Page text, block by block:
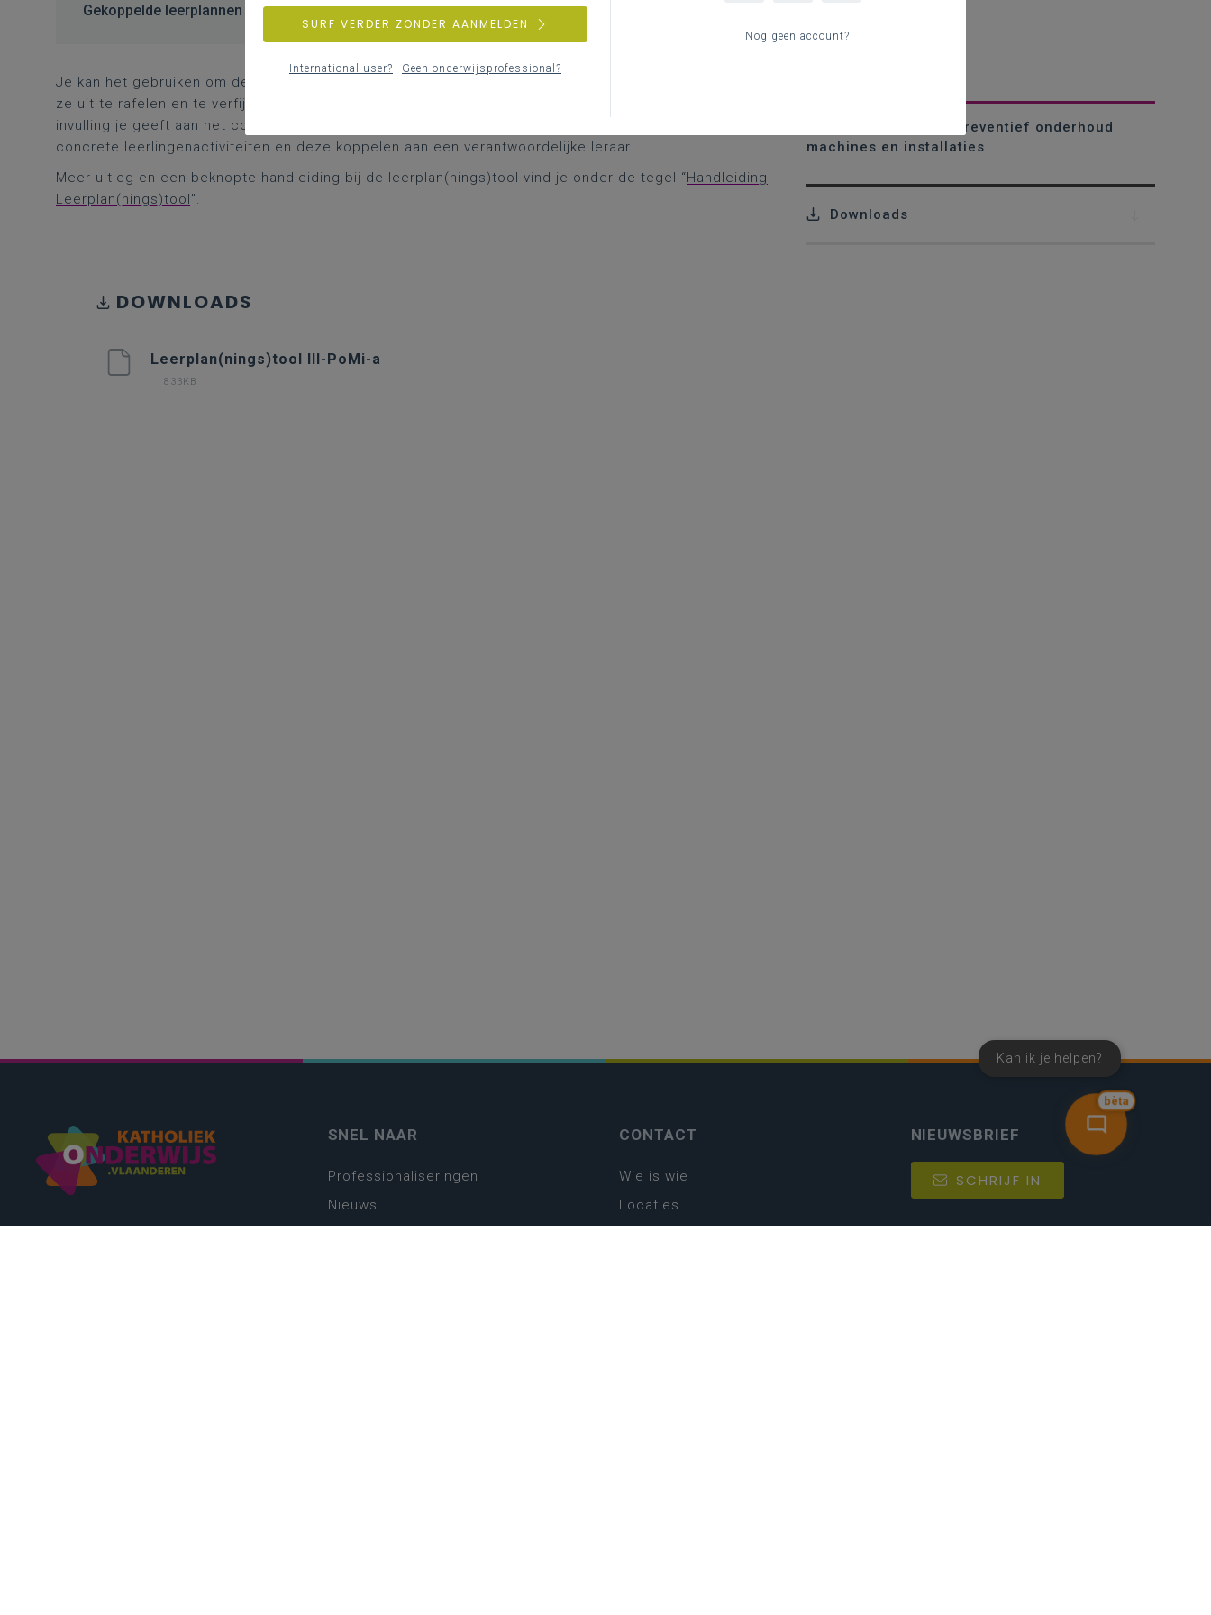
Leerplan(nings)tool Preventief onderhoud
machines en installaties
Downloads
Gekoppelde leerplannen
Je kan het gebruiken om de leerplandoelen te analyseren, deze te vertalen naar concrete leerdoelen,
ze uit te rafelen en te verfijnen, bepalen wat je als basis of als extra wenst aan te bieden, welke
invulling je geeft aan het complementaire deel ... Daarnaast kun je de leerdoelen toewijzen aan
concrete leerlingenactiviteiten en deze koppelen aan een verantwoordelijke leraar.
Meer uitleg en een beknopte handleiding bij de leerplan(nings)tool vind je onder de tegel “Handleiding
Leerplan(nings)tool”.
DOWNLOADS
Leerplan(nings)tool III-PoMi-a
833KB
bèta
Kan ik je helpen?
SNEL NAAR
Professionaliseringen
Nieuws
CONTACT
Wie is wie
Locaties
NIEUWSBRIEF
SCHRIJF IN
Nog geen account?
SURF VERDER ZONDER AANMELDEN
International user? Geen onderwijsprofessional?